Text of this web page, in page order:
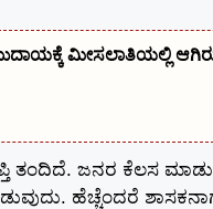
ಮೀಸಲಾತಿಯಲ್ಲಿ
ತಂದಿದೆ. ಜನರ ಕೆಲಸ
ಹೆಚ್ಚೆಂದರೆ